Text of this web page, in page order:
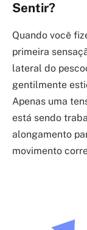
Sentir?
Quando você
primeira
lateral do
gentilmente
Apenas uma
está sendo
alongamento
movimento